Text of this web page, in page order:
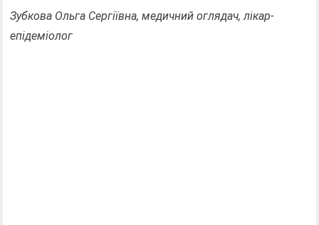
Зубкова Ольга Сергіївна, медичний оглядач, лікар-
епідеміолог